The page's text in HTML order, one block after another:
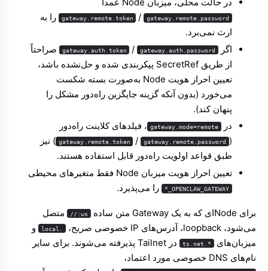
gateway.remote.token / gateway.remote.password
را به
ارث نمی‌برد.
اگر
gateway.auth.token / gateway.auth.password
صراحتاً
از طریق SecretRef پیکربندی شده و حل‌نشده باشد،
تعیین احراز هویت Node به‌صورت بسته شکست
می‌خورد (بدون آنکه گزینه جایگزین راه‌دور مشکل را
پنهان کند).
در
gateway.mode=remote ، فیلدهای کلاینت راه‌دور
(
gateway.remote.token / gateway.remote.password
) نیز
طبق قواعد اولویت راه‌دور قابل استفاده هستند.
تعیین احراز هویت میزبان Node فقط متغیرهای محیطی
OPENCLAW_GATEWAY_* را می‌پذیرد.
برای Nodeای که به یک Gateway متن ساده ws://
متصل
می‌شود، loopback، آدرس‌های IP خصوصی صریح،
و
میزبان‌های
*.ts.net
در Tailnet پذیرفته می‌شوند. برای سایر
نام‌های DNS خصوصی مورد اعتماد،